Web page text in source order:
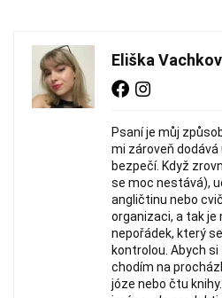
Eliška
Psaní je můj
mi zároveň
bezpečí. Když
se moc nestává),
angličtinu nebo
organizaci, a tak je
nepořádek, který
kontrolou. Abych
chodím na
józe nebo čtu